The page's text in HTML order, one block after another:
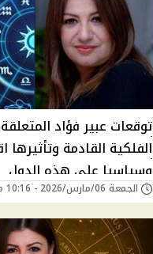
توقعات عبير فؤاد
الفلكية القادمة وتأثيرها
وسياسيا على هذه الدول
الجمعة 06/مارس/2026 - 10:16 م